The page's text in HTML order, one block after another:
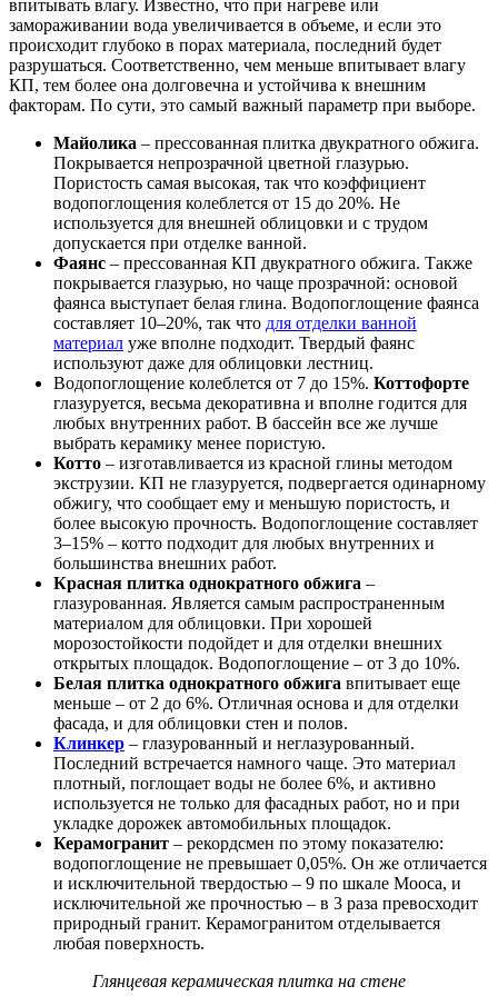
впитывать влагу. Известно, что при нагреве или
замораживании вода увеличивается в объеме, и если это
происходит глубоко в порах материала, последний будет
разрушаться. Соответственно, чем меньше впитывает влагу
КП, тем более она долговечна и устойчива к внешним
факторам. По сути, это самый важный параметр при выборе.
Майолика – прессованная плитка двукратного обжига.
Покрывается непрозрачной цветной глазурью.
Пористость самая высокая, так что коэффициент
водопоглощения колеблется от 15 до 20%. Не
используется для внешней облицовки и с трудом
допускается при отделке ванной.
Фаянс – прессованная КП двукратного обжига. Также
покрывается глазурью, но чаще прозрачной: основой
фаянса выступает белая глина. Водопоглощение фаянса
составляет 10–20%, так что для отделки ванной
материал уже вполне подходит. Твердый фаянс
используют даже для облицовки лестниц.
Водопоглощение колеблется от 7 до 15%. Коттофорте
глазуруется, весьма декоративна и вполне годится для
любых внутренних работ. В бассейн все же лучше
выбрать керамику менее пористую.
Котто – изготавливается из красной глины методом
экструзии. КП не глазуруется, подвергается одинарному
обжигу, что сообщает ему и меньшую пористость, и
более высокую прочность. Водопоглощение составляет
3–15% – котто подходит для любых внутренних и
большинства внешних работ.
Красная плитка однократного обжига –
глазурованная. Является самым распространенным
материалом для облицовки. При хорошей
морозостойкости подойдет и для отделки внешних
открытых площадок. Водопоглощение – от 3 до 10%.
Белая плитка однократного обжига впитывает еще
меньше – от 2 до 6%. Отличная основа и для отделки
фасада, и для облицовки стен и полов.
Клинкер – глазурованный и неглазурованный.
Последний встречается намного чаще. Это материал
плотный, поглощает воды не более 6%, и активно
используется не только для фасадных работ, но и при
укладке дорожек автомобильных площадок.
Керамогранит – рекордсмен по этому показателю:
водопоглощение не превышает 0,05%. Он же отличается
и исключительной твердостью – 9 по шкале Мооса, и
исключительной же прочностью – в 3 раза превосходит
природный гранит. Керамогранитом отделывается
любая поверхность.
Глянцевая керамическая плитка на стене